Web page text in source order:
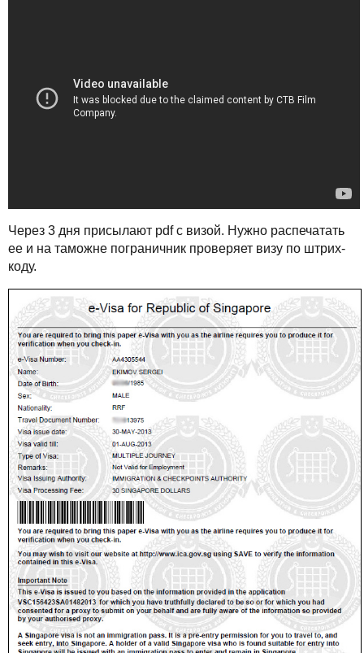
Через 3 дня присылают pdf с визой. Нужно распечатать
ее и на таможне пограничник проверяет визу по штрих-
коду.